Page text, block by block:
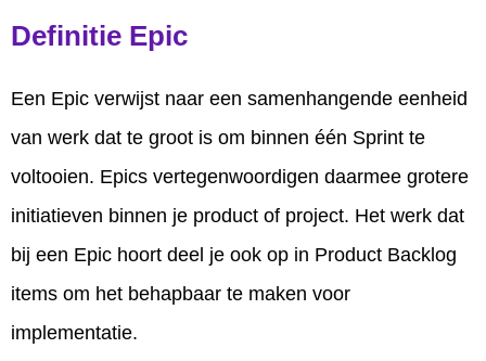
Definitie Epic
Een Epic verwijst naar een samenhangende eenheid
van werk dat te groot is om binnen één Sprint te
voltooien. Epics vertegenwoordigen daarmee grotere
initiatieven binnen je product of project. Het werk dat
bij een Epic hoort deel je ook op in Product Backlog
items om het behapbaar te maken voor
implementatie.